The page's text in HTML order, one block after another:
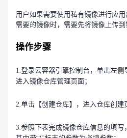
用户如果需要使用私有镜像进行应
需要的镜像时，需要先将镜像上传到
操作步骤
1.登录云容器引擎控制台，单击左侧
进入镜像仓库管理页面 ；
2.单击【创建仓库】，进入仓库创建
3.参照下表完成镜像仓库信息的填写